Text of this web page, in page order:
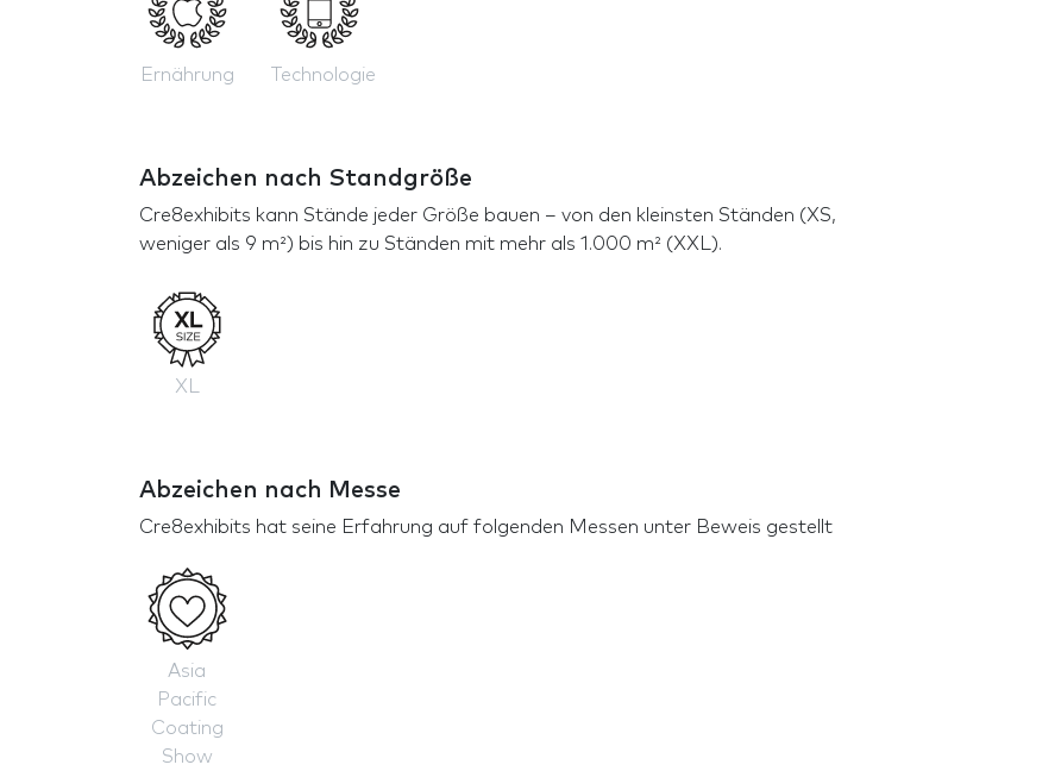
Ernährung Technologie
Abzeichen nach Standgröße
Cre8exhibits kann Stände jeder Größe bauen – von den kleinsten Ständen (XS,
weniger als 9 m²) bis hin zu Ständen mit mehr als 1.000 m² (XXL).
XL
Abzeichen nach Messe
Cre8exhibits hat seine Erfahrung auf folgenden Messen unter Beweis gestellt
Asia
Pacific
Coating
Show